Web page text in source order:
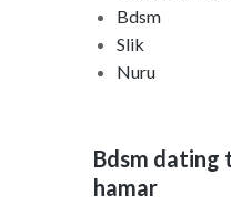
Bdsm
Slik
Nuru
Bdsm dating
hamar